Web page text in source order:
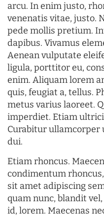
arcu. In enim justo,
venenatis vitae, justo.
pede mollis pretium.
dapibus. Vivamus
Aenean vulputate
ligula, porttitor eu,
enim. Aliquam lorem
quis, feugiat a, tellus.
metus varius laoreet.
imperdiet. Etiam
Curabitur ullamcorper
dui.
Etiam rhoncus.
condimentum
sit amet adipiscing
quam nunc, blandit
id, lorem. Maecenas